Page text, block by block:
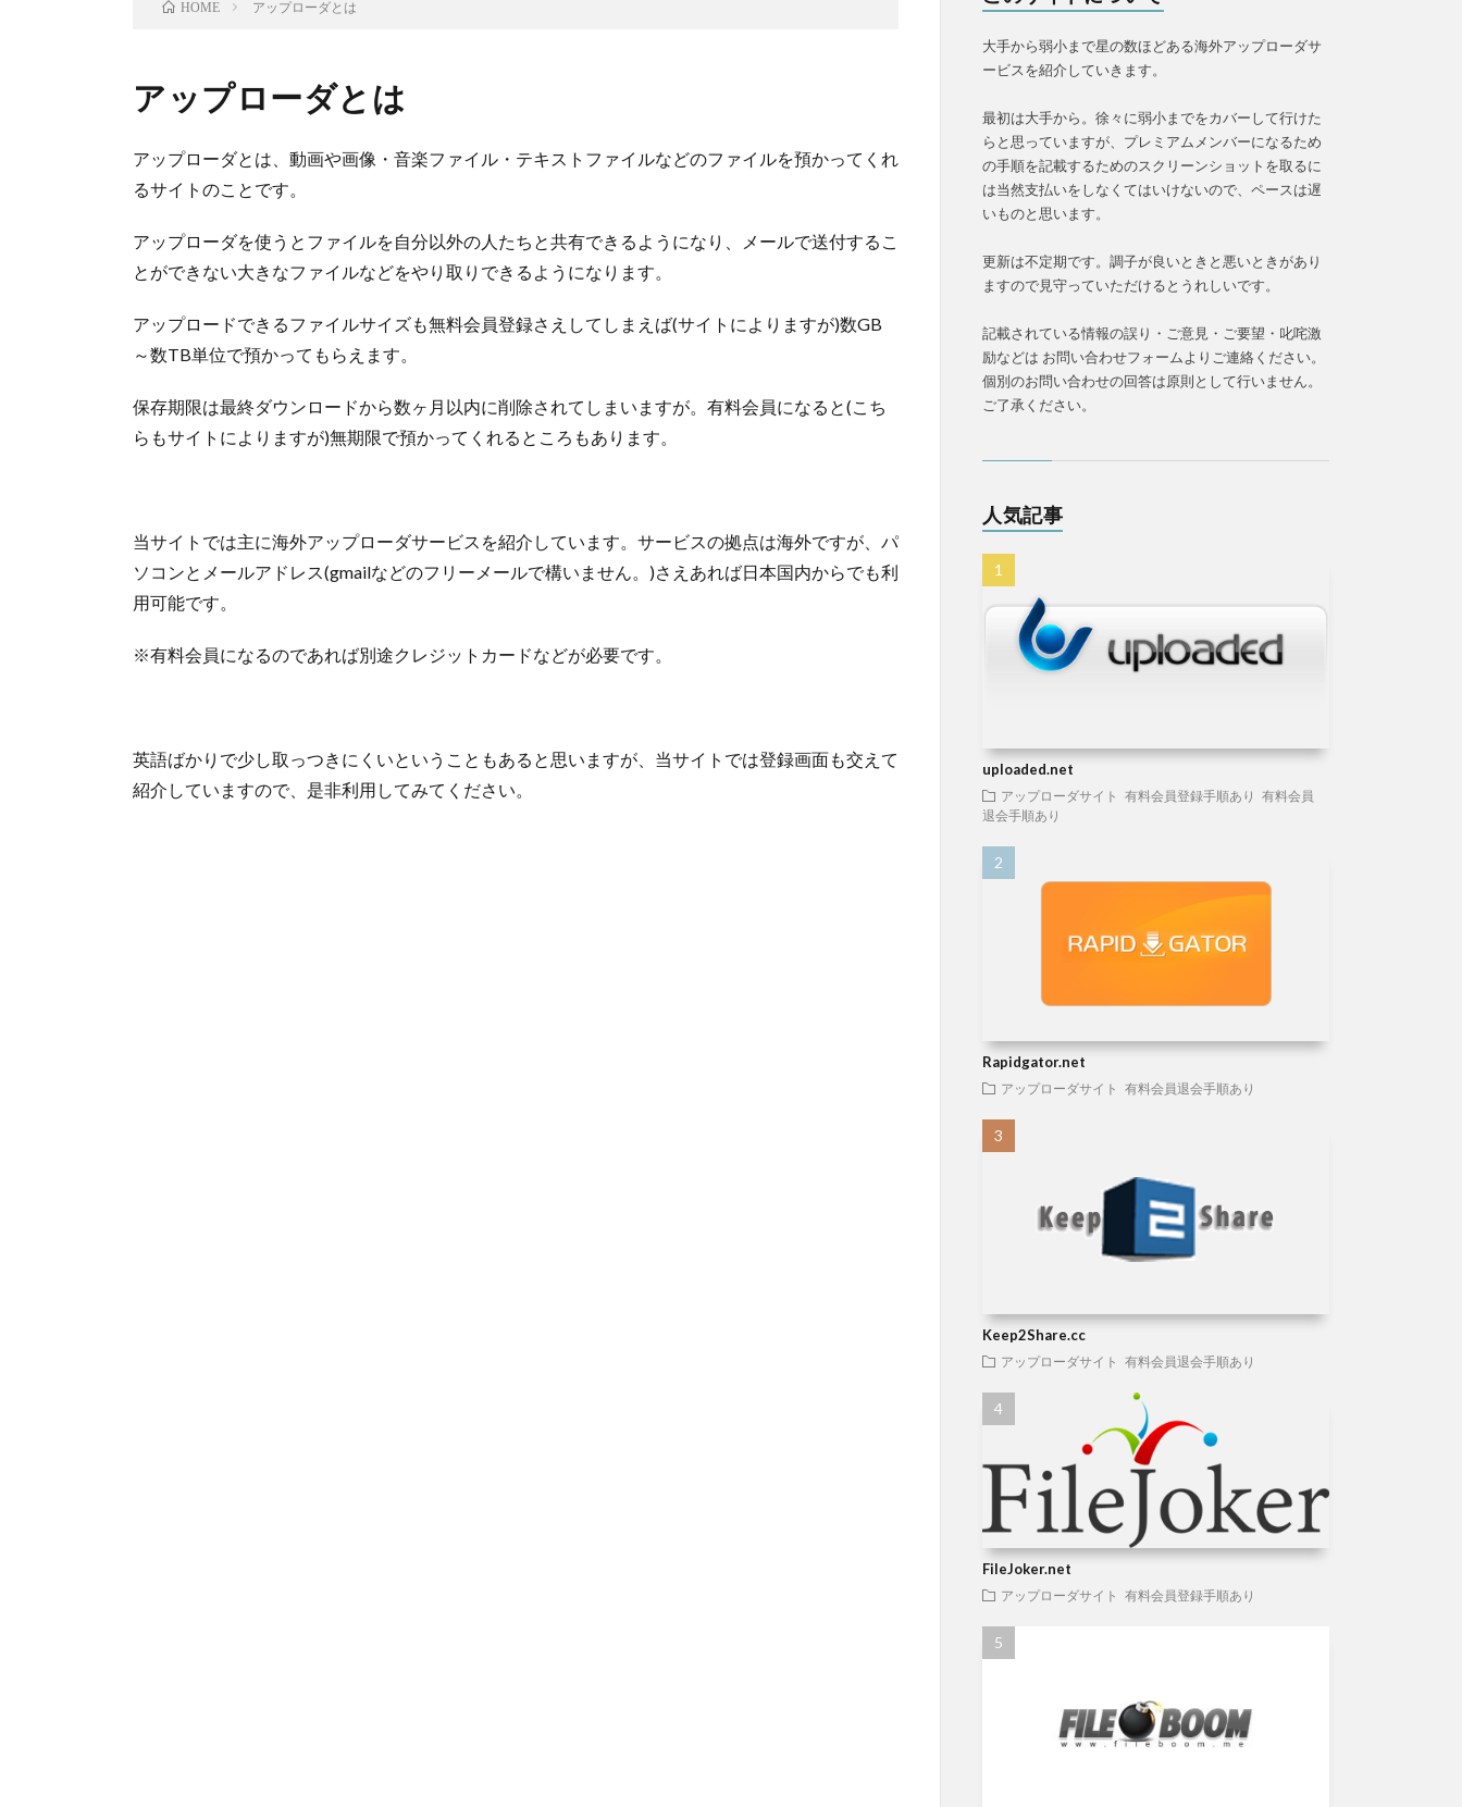
HOME アップローダとは
アップローダとは
アップローダとは、動画や画像・音楽ファイル・テキストファイルなどのファイルを預かってくれ
るサイトのことです。
アップローダを使うとファイルを自分以外の人たちと共有できるようになり、メールで送付するこ
とができない大きなファイルなどをやり取りできるようになります。
アップロードできるファイルサイズも無料会員登録さえしてしまえば(サイトによりますが)数GB
～数TB単位で預かってもらえます。
保存期限は最終ダウンロードから数ヶ月以内に削除されてしまいますが。有料会員になると(こち
らもサイトによりますが)無期限で預かってくれるところもあります。
当サイトでは主に海外アップローダサービスを紹介しています。サービスの拠点は海外ですが、パ
ソコンとメールアドレス(gmailなどのフリーメールで構いません。)さえあれば日本国内からでも利
用可能です。
※有料会員になるのであれば別途クレジットカードなどが必要です。
英語ばかりで少し取っつきにくいということもあると思いますが、当サイトでは登録画面も交えて
紹介していますので、是非利用してみてください。
大手から弱小まで星の数ほどある海外アップローダサ
ービスを紹介していきます。
最初は大手から。徐々に弱小までをカバーして行けた
らと思っていますが、プレミアムメンバーになるため
の手順を記載するためのスクリーンショットを取るに
は当然支払いをしなくてはいけないので、ペースは遅
いものと思います。
更新は不定期です。調子が良いときと悪いときがあり
ますので見守っていただけるとうれしいです。
記載されている情報の誤り・ご意見・ご要望・叱咤激
励などは お問い合わせフォームよりご連絡ください。
個別のお問い合わせの回答は原則として行いません。
ご了承ください。
人気記事
uploaded.net
アップローダサイト 有料会員登録手順あり
有料会員
退会手順あり
Rapidgator.net
アップローダサイト 有料会員退会手順あり
Keep2Share.cc
アップローダサイト 有料会員退会手順あり
FileJoker.net
アップローダサイト 有料会員登録手順あり